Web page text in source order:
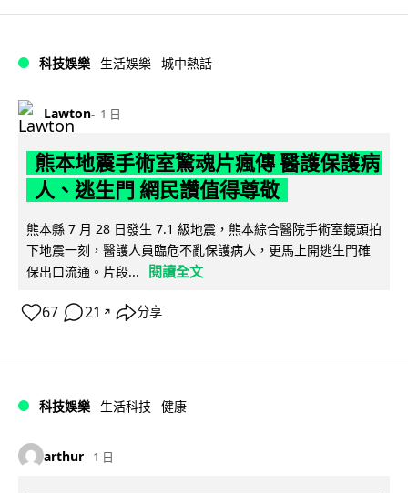
科技娛樂 生活娛樂 城中熱話
Lawton 1 日
熊本地震手術室驚魂片瘋傳 醫護保護病
人、逃生門 網民讚值得尊敬
熊本縣 7 月 28 日發生 7.1 級地震，熊本綜合醫院手術室鏡頭拍
下地震一刻，醫護人員臨危不亂保護病人，更馬上開逃生門確
保出口流通。片段...
閱讀全文
67 21 ↗ 分享
科技娛樂 生活科技 健康
arthur 1 日